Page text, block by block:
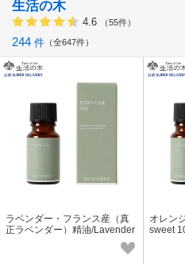
生活の木
4.6 （55件）
244 件 全647件
ラベンダー・フランス産（真
正ラベンダー）精油/Lavender
オレン
sweet